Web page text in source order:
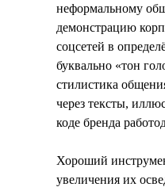
неформальному
демонстрацию
соцсетей в
буквально «тон
стилистика
через тексты,
коде бренда
Хороший
увеличения их